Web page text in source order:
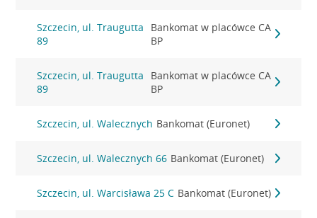
Szczecin, ul. Traugutta
89
Bankomat w placówce CA
BP
Szczecin, ul. Traugutta
89
Bankomat w placówce CA
BP
Szczecin, ul. Walecznych Bankomat (Euronet)
Szczecin, ul. Walecznych 66 Bankomat (Euronet)
Szczecin, ul. Warcisława 25 C Bankomat (Euronet)